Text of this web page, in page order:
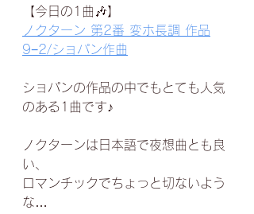
【今日の1曲🎶】
ノクターン 第2番 変ホ長調 作品
9−2/ショパン作曲
ショパンの作品の中でもとても人気
のある1曲です♪
ノクターンは日本語で夜想曲とも良
い、
ロマンチックでちょっと切ないよう
な…